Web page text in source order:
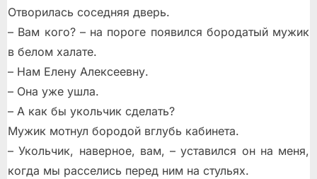
Отворилась соседняя дверь.
– Вам кого? – на пороге появился бородатый мужик
в белом халате.
– Нам Елену Алексеевну.
– Она уже ушла.
– А как бы укольчик сделать?
Мужик мотнул бородой вглубь кабинета.
– Укольчик, наверное, вам, – уставился он на меня,
когда мы расселись перед ним на стульях.